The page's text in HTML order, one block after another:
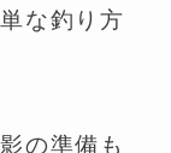
な釣り方
の準備も